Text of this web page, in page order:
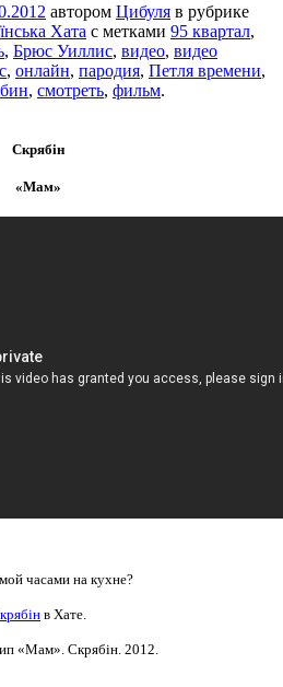
автором Цибуля в рубрике
Хата с метками 95 квартал,
, Брюс Уиллис, видео, видео
, онлайн, пародия, Петля времени,
, смотреть, фильм.
Скрябін
«Мам»
часами на кухне?
в Хате.
«Мам». Скрябін . 2012.